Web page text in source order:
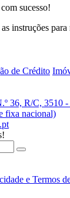
sucesso!
instruções para
de Crédito
36, R/C, 3510
fixa nacional)
e Termos